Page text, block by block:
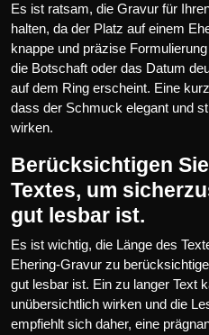
Es ist ratsam, die Gravur für
halten, da der Platz auf einem
knappe und präzise
die Botschaft oder das Datum
auf dem Ring erscheint. Eine
dass der Schmuck elegant und
wirken.
Berücksichtigen
Textes, um
gut lesbar ist.
Es ist wichtig, die Länge des
Ehering-Gravur zu
gut lesbar ist. Ein zu langer Text
unübersichtlich wirken und die
empfiehlt sich daher, eine